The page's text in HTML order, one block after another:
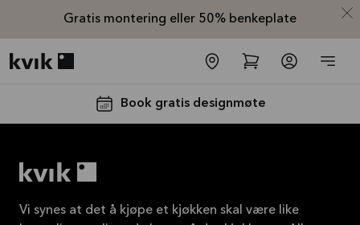
Gratis montering eller 50% benkeplate
Book gratis designmøte
Vi synes at det å kjøpe et kjøkken skal være like